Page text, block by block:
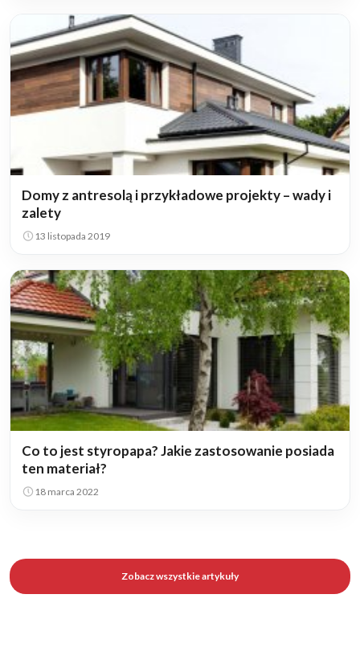
Domy z antresolą i przykładowe projekty – wady i
zalety
13 listopada 2019
Co to jest styropapa? Jakie zastosowanie posiada
ten materiał?
18 marca 2022
Zobacz wszystkie artykuły